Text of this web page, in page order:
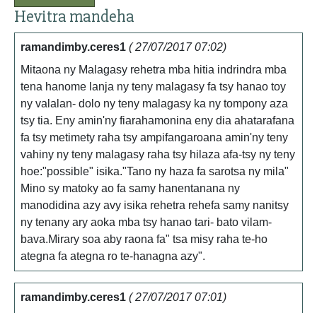
Hevitra mandeha
ramandimby.ceres1 ( 27/07/2017 07:02)
Mitaona ny Malagasy rehetra mba hitia indrindra mba
tena hanome lanja ny teny malagasy fa tsy hanao toy
ny valalan- dolo ny teny malagasy ka ny tompony aza
tsy tia. Eny amin'ny fiarahamonina eny dia ahatarafana
fa tsy metimety raha tsy ampifangaroana amin'ny teny
vahiny ny teny malagasy raha tsy hilaza afa-tsy ny teny
hoe:"possible" isika."Tano ny haza fa sarotsa ny mila"
Mino sy matoky ao fa samy hanentanana ny
manodidina azy avy isika rehetra rehefa samy nanitsy
ny tenany ary aoka mba tsy hanao tari- bato vilam-
bava.Mirary soa aby raona fa" tsa misy raha te-ho
ategna fa ategna ro te-hanagna azy".
ramandimby.ceres1 ( 27/07/2017 07:01)